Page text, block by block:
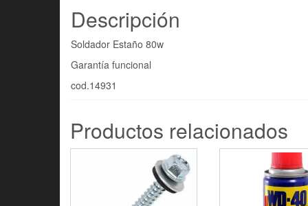
Descripción
Soldador Estaño 80w
Garantía funcional
cod.14931
Productos relacionados